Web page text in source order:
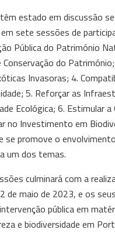
estado em discussão
sete sessões de
Pública do Património
do
Invasoras; 4.
5. Reforçar as
Ecológica; 6. Estimular a
no Investimento em
se promove o
um dos temas.
culminará com a
de maio de 2023, e os
pública em
e biodiversidade em